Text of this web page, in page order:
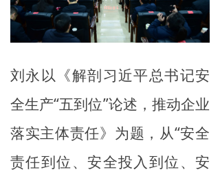
刘永以《解剖习近平总书记安
全生产“五到位”论述，推动企业
落实主体责任》为题，从“安全
责任到位、安全投入到位、安